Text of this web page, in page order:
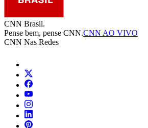
CNN Brasil.
Pense bem, pense CNN.CNN AO VIVO
CNN Nas Redes